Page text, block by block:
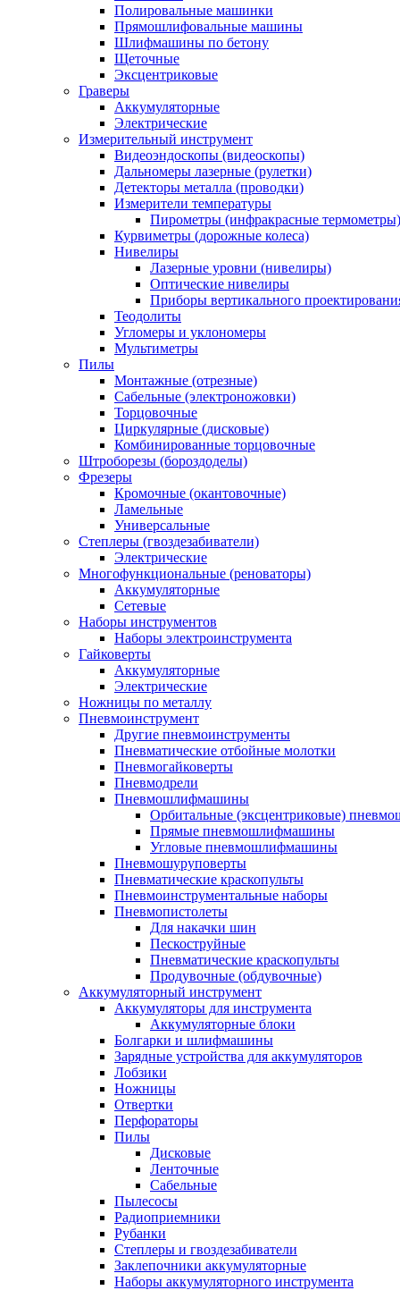
Полировальные машинки
Прямошлифовальные машины
Шлифмашины по бетону
Щеточные
Эксцентриковые
Граверы
Аккумуляторные
Электрические
Измерительный инструмент
Видеоэндоскопы (видеоскопы)
Дальномеры лазерные (рулетки)
Детекторы металла (проводки)
Измерители температуры
Пирометры (инфракрасные термометры)
Курвиметры (дорожные колеса)
Нивелиры
Лазерные уровни (нивелиры)
Оптические нивелиры
Приборы вертикального
Теодолиты
Угломеры и уклономеры
Мультиметры
Пилы
Монтажные (отрезные)
Сабельные (электроножовки)
Торцовочные
Циркулярные (дисковые)
Комбинированные торцовочные
Штроборезы (бороздоделы)
Фрезеры
Кромочные (окантовочные)
Ламельные
Универсальные
Степлеры (гвоздезабиватели)
Электрические
Многофункциональные (реноваторы)
Аккумуляторные
Сетевые
Наборы инструментов
Наборы электроинструмента
Гайковерты
Аккумуляторные
Электрические
Ножницы по металлу
Пневмоинструмент
Другие пневмоинструменты
Пневматические отбойные молотки
Пневмогайковерты
Пневмодрели
Пневмошлифмашины
Орбитальные (эксцентриковые)
Прямые пневмошлифмашины
Угловые пневмошлифмашины
Пневмошуруповерты
Пневматические краскопульты
Пневмоинструментальные наборы
Пневмопистолеты
Для накачки шин
Пескоструйные
Пневматические краскопульты
Продувочные (обдувочные)
Аккумуляторный инструмент
Аккумуляторы для инструмента
Аккумуляторные блоки
Болгарки и шлифмашины
Зарядные устройства для аккумуляторов
Лобзики
Ножницы
Отвертки
Перфораторы
Пилы
Дисковые
Ленточные
Сабельные
Пылесосы
Радиоприемники
Рубанки
Степлеры и гвоздезабиватели
Заклепочники аккумуляторные
Наборы аккумуляторного инструмента